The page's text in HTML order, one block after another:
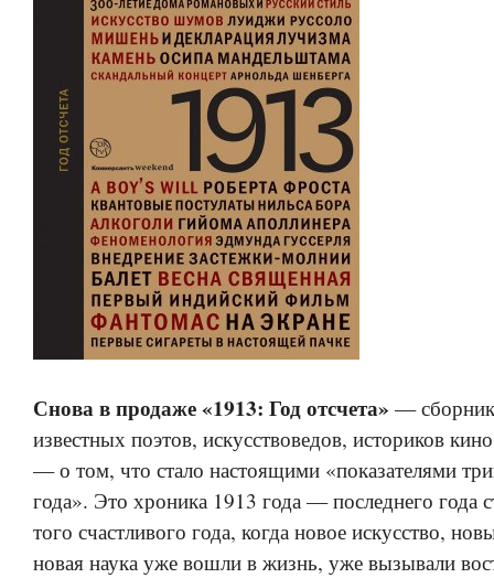
Снова в продаже «1913: Год отсчета» — сборник
известных поэтов, искусствоведов, историков
— о том, что стало настоящими «показателями
года». Это хроника 1913 года — последнего года
того счастливого года, когда новое искусство,
новая наука уже вошли в жизнь, уже вызывали